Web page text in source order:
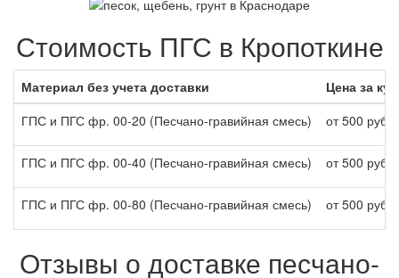
Стоимость ПГС в Кропоткине
Материал без учета доставки
Цена за
ГПС и ПГС фр. 00-20 (Песчано-гравийная смесь)
от 500
ГПС и ПГС фр. 00-40 (Песчано-гравийная смесь) от 500
ГПС и ПГС фр. 00-80 (Песчано-гравийная смесь) от 500
Отзывы о доставке песчано-